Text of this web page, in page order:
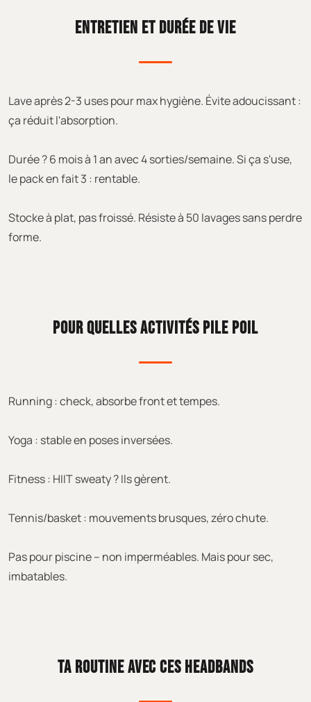
ENTRETIEN ET DURÉE DE VIE
Lave après 2-3 uses pour max hygiène. Évite adoucissant :
ça réduit l'absorption.
Durée ? 6 mois à 1 an avec 4 sorties/semaine. Si ça s'use,
le pack en fait 3 : rentable.
Stocke à plat, pas froissé. Résiste à 50 lavages sans perdre
forme.
POUR QUELLES ACTIVITÉS PILE POIL
Running : check, absorbe front et tempes.
Yoga : stable en poses inversées.
Fitness : HIIT sweaty ? Ils gèrent.
Tennis/basket : mouvements brusques, zéro chute.
Pas pour piscine – non imperméables. Mais pour sec,
imbatables.
TA ROUTINE AVEC CES HEADBANDS